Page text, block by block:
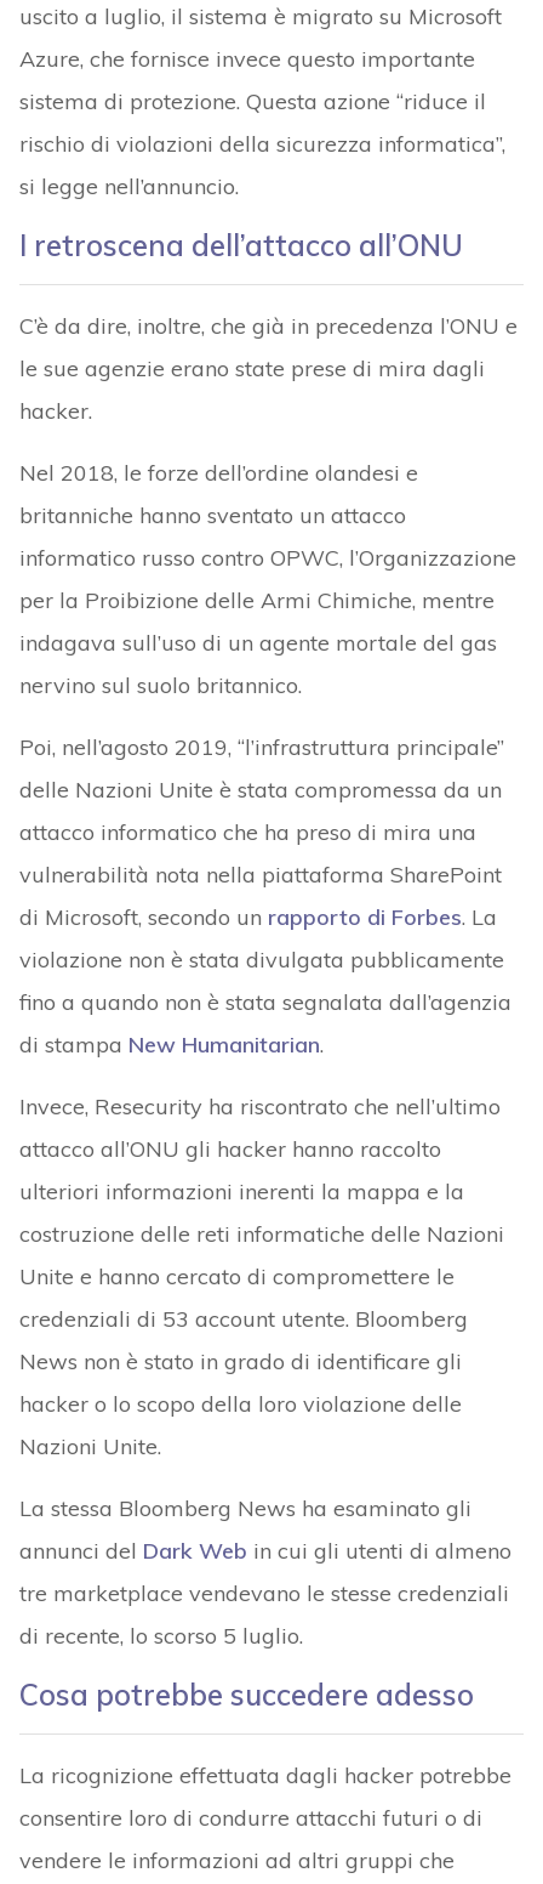
uscito a luglio, il sistema è migrato su Microsoft
Azure, che fornisce invece questo importante
sistema di protezione. Questa azione “riduce il
rischio di violazioni della sicurezza informatica”,
si legge nell’annuncio.
I retroscena dell’attacco all’ONU
C’è da dire, inoltre, che già in precedenza l’ONU e
le sue agenzie erano state prese di mira dagli
hacker.
Nel 2018, le forze dell’ordine olandesi e
britanniche hanno sventato un attacco
informatico russo contro OPWC, l’Organizzazione
per la Proibizione delle Armi Chimiche, mentre
indagava sull’uso di un agente mortale del gas
nervino sul suolo britannico.
Poi, nell’agosto 2019, “l’infrastruttura principale”
delle Nazioni Unite è stata compromessa da un
attacco informatico che ha preso di mira una
vulnerabilità nota nella piattaforma SharePoint
di Microsoft, secondo un rapporto di Forbes. La
violazione non è stata divulgata pubblicamente
fino a quando non è stata segnalata dall’agenzia
di stampa New Humanitarian.
Invece, Resecurity ha riscontrato che nell’ultimo
attacco all’ONU gli hacker hanno raccolto
ulteriori informazioni inerenti la mappa e la
costruzione delle reti informatiche delle Nazioni
Unite e hanno cercato di compromettere le
credenziali di 53 account utente. Bloomberg
News non è stato in grado di identificare gli
hacker o lo scopo della loro violazione delle
Nazioni Unite.
La stessa Bloomberg News ha esaminato gli
annunci del Dark Web in cui gli utenti di almeno
tre marketplace vendevano le stesse credenziali
di recente, lo scorso 5 luglio.
Cosa potrebbe succedere adesso
La ricognizione effettuata dagli hacker potrebbe
consentire loro di condurre attacchi futuri o di
vendere le informazioni ad altri gruppi che